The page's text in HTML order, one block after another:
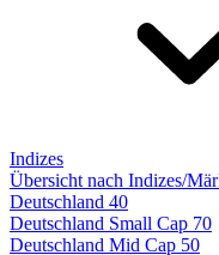
Indizes
Übersicht nach Indizes/
Deutschland 40
Deutschland Small Cap 70
Deutschland Mid Cap 50